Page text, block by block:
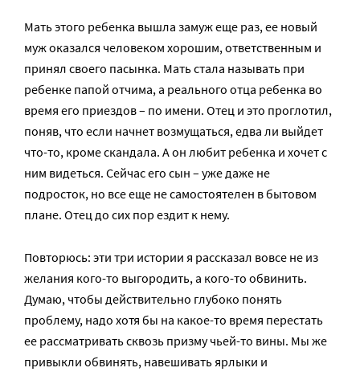
Мать этого ребенка вышла замуж еще раз, ее новый
муж оказался человеком хорошим, ответственным и
принял своего пасынка. Мать стала называть при
ребенке папой отчима, а реального отца ребенка во
время его приездов – по имени. Отец и это проглотил,
поняв, что если начнет возмущаться, едва ли выйдет
что-то, кроме скандала. А он любит ребенка и хочет с
ним видеться. Сейчас его сын – уже даже не
подросток, но все еще не самостоятелен в бытовом
плане. Отец до сих пор ездит к нему.
Повторюсь: эти три истории я рассказал вовсе не из
желания кого-то выгородить, а кого-то обвинить.
Думаю, чтобы действительно глубоко понять
проблему, надо хотя бы на какое-то время перестать
ее рассматривать сквозь призму чьей-то вины. Мы же
привыкли обвинять, навешивать ярлыки и